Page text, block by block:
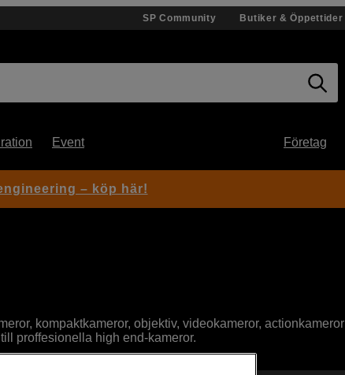
SP Community Butiker & Öppettider
Event Företag
kompaktkameror, objektiv, videokameror,
proffesionella high end-kameror.
– köp här!